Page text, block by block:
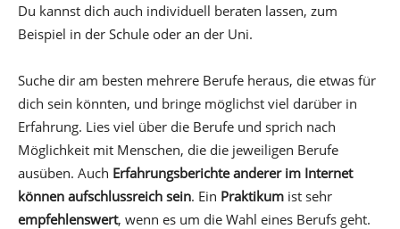
Du kannst dich auch individuell beraten lassen, zum
Beispiel in der Schule oder an der Uni.
Suche dir am besten mehrere Berufe heraus, die etwas für
dich sein könnten, und bringe möglichst viel darüber in
Erfahrung. Lies viel über die Berufe und sprich nach
Möglichkeit mit Menschen, die die jeweiligen Berufe
ausüben. Auch Erfahrungsberichte anderer im Internet
können aufschlussreich sein. Ein Praktikum ist sehr
empfehlenswert, wenn es um die Wahl eines Berufs geht.